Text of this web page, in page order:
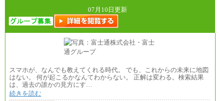
07月10日更新
スマホが、なんでも教えてくれる時代。 でも、これからの未来に地図
はない。 何が起こるかなんてわからない。 正解は変わる。検索結果
は、過去の誰かの見方にす…
続きを読む